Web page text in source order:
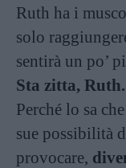
Ruth ha i
solo
sentirà un po’
Sta zitta, Ruth.
Perché lo sa
sue possibilità
provocare,